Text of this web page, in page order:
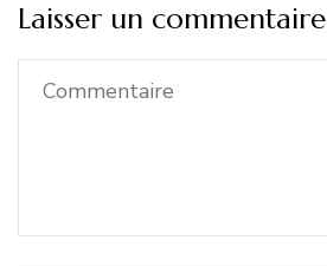
Laisser un commentaire